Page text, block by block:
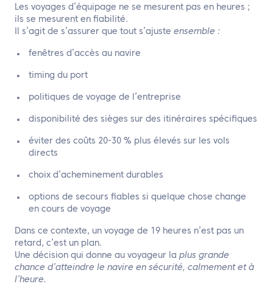
Les voyages d’équipage ne se mesurent pas en heures ;
ils se mesurent en fiabilité.
Il s’agit de s’assurer que tout s’ajuste ensemble :
fenêtres d’accès au navire
timing du port
politiques de voyage de l’entreprise
disponibilité des sièges sur des itinéraires spécifiques
éviter des coûts 20-30 % plus élevés sur les vols
directs
choix d’acheminement durables
options de secours fiables si quelque chose change
en cours de voyage
Dans ce contexte, un voyage de 19 heures n’est pas un
retard, c’est un plan.
Une décision qui donne au voyageur la plus grande
chance d’atteindre le navire en sécurité, calmement et à
l’heure.